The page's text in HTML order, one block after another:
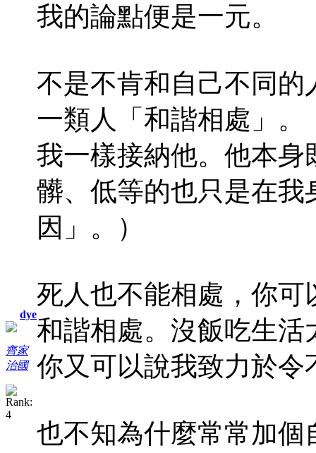
dye
齊家
治國
我的論點便是一元。
不是不肯和自己不同
一類人「和諧相處」
我一樣接納他。他本
髒、低等的也只是在
因」。）
死人也不能相處，你
和諧相處。沒飯吃生
你又可以說我致力於令
也不知為什麼常常加